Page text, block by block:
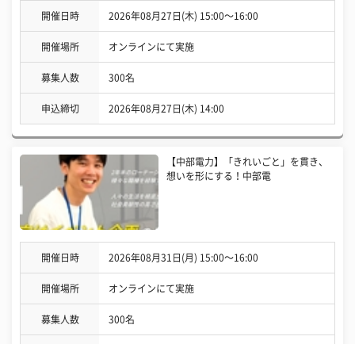
開催日時 2026年08月27日(木) 15:00〜16:00
開催場所 オンラインにて実施
募集人数 300名
申込締切 2026年08月27日(木) 14:00
【中部電力】「きれいごと」を貫き、
想いを形にする！中部電
開催日時 2026年08月31日(月) 15:00〜16:00
開催場所 オンラインにて実施
募集人数 300名